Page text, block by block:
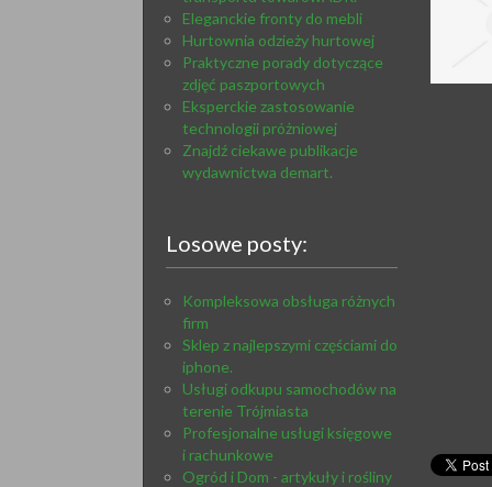
Eleganckie fronty do mebli
Hurtownia odzieży hurtowej
Praktyczne porady dotyczące
zdjęć paszportowych
Eksperckie zastosowanie
technologii próżniowej
Znajdź ciekawe publikacje
wydawnictwa demart.
Losowe posty:
Kompleksowa obsługa różnych
firm
Sklep z najlepszymi częściami do
iphone.
Usługi odkupu samochodów na
terenie Trójmiasta
Profesjonalne usługi księgowe
i rachunkowe
Ogród i Dom - artykuły i rośliny